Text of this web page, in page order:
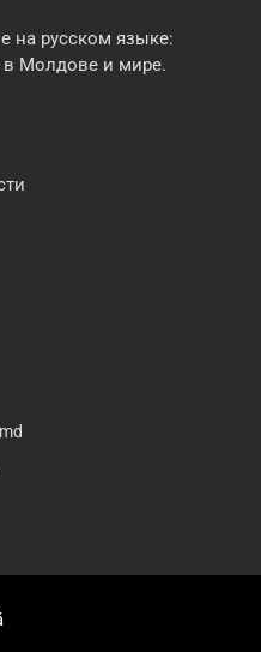
на русском языке:
в Молдове и мире.